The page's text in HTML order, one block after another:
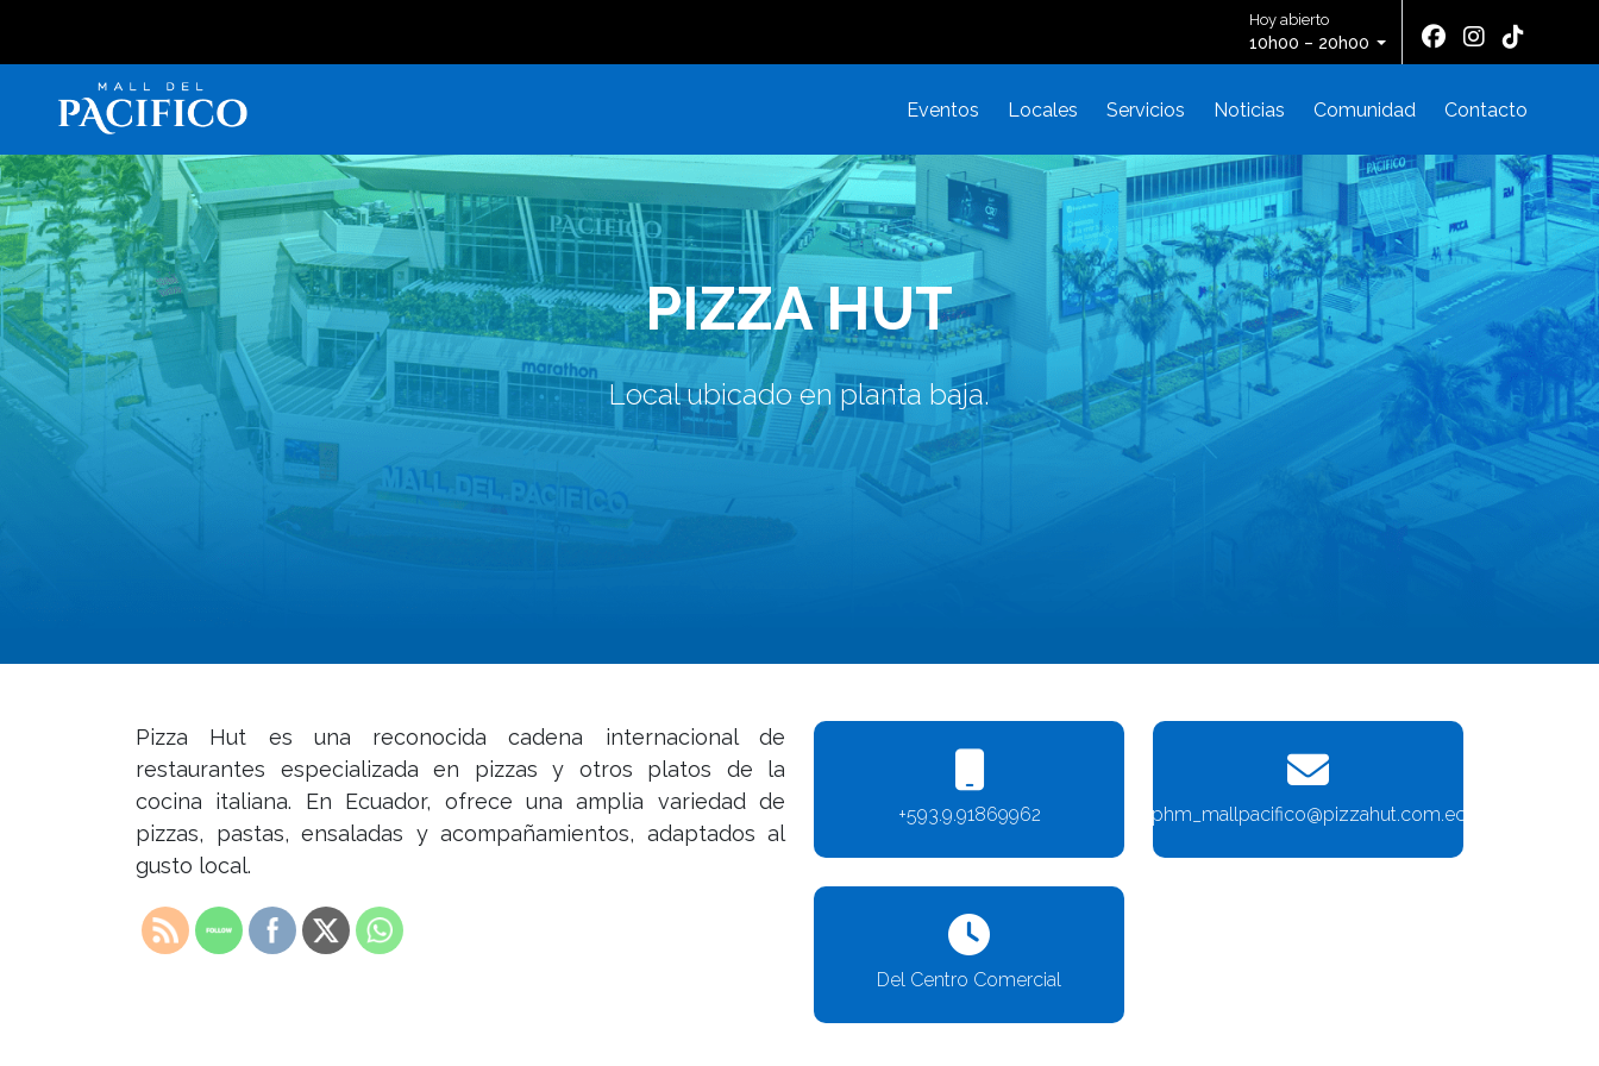
Hoy abierto
10h00 – 20h00
Eventos Locales Servicios Noticias Comunidad Contacto
PIZZA HUT
Local ubicado en planta baja.
Pizza Hut es una reconocida cadena internacional de
restaurantes especializada en pizzas y otros platos de la
cocina italiana. En Ecuador, ofrece una amplia variedad de
pizzas, pastas, ensaladas y acompañamientos, adaptados al
gusto local.
+593.9.91869962 phm_mallpacifico@pizzahut.com.ec
Del Centro Comercial